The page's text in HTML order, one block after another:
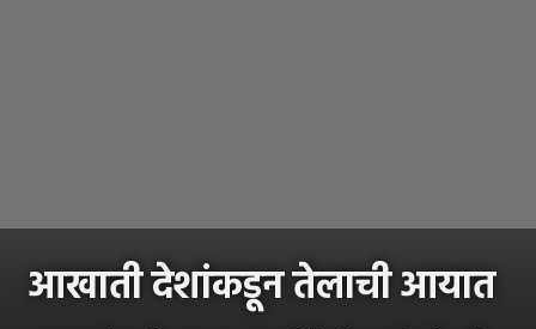
आखाती देशांकडून तेलाची आयात